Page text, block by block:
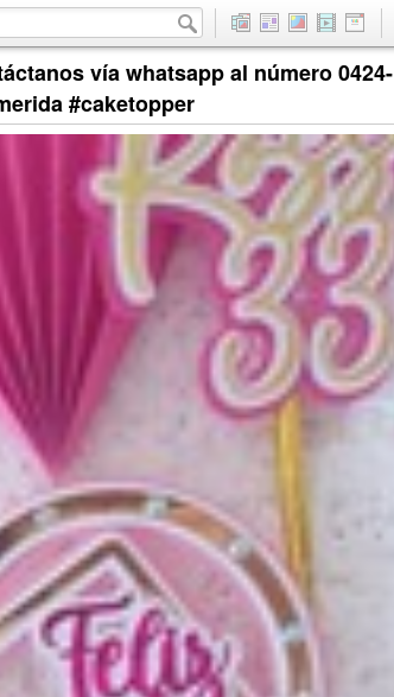
vía whatsapp al número 0424-
#caketopper